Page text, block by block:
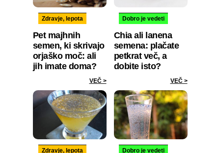
Zdravje, lepota
Pet majhnih
semen, ki skrivajo
orjaško moč: ali
jih imate doma?
VEČ >
Dobro je vedeti
Chia ali lanena
semena: plačate
petkrat več, a
dobite isto?
VEČ >
Zdravje, lepota Dobro je vedeti